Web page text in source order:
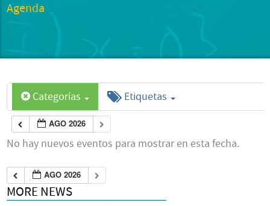
Agenda
Categorías Etiquetas
AGO 2026
No hay nuevos eventos para mostrar en esta fecha.
AGO 2026
MORE NEWS